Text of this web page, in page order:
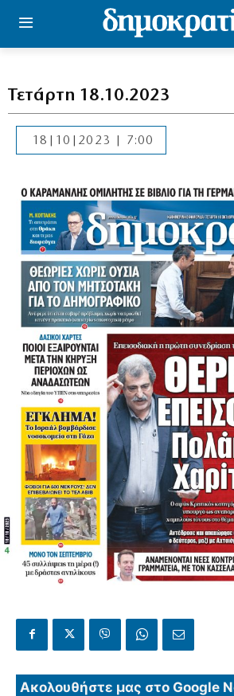
Τετάρτη 18.10.2023
18|10|2023 | 7:00
Ακολουθήστε μας στο Google